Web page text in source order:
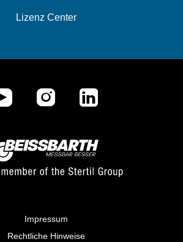
Lizenz Center
Impressum
Rechtliche Hinweise